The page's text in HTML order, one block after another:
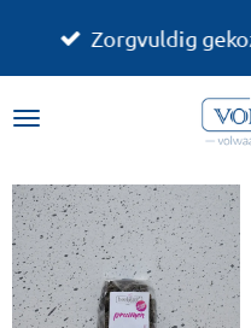
de
Zorgvuldig